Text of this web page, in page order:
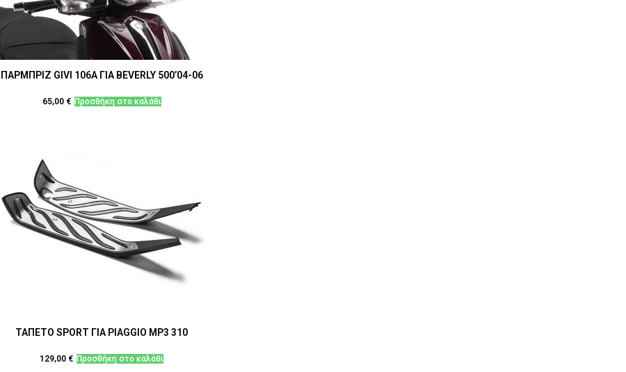
ΠΑΡΜΠΡΙΖ GIVI 106A ΓΙΑ BEVERLY 500’04-06
65,00 € Προσθήκη στο καλάθι
ΤΑΠΕΤΟ SPORT ΓΙΑ PIAGGIO MP3 310
129,00 € Προσθήκη στο καλάθι